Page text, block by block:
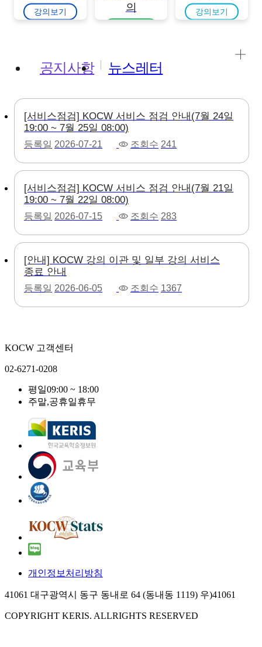
강의보기
의
강의보기
공지사항 뉴스레터
[서비스점검] KOCW 서비스 점검 안내(7월 24일
19:00 ~ 7월 25일 08:00)
등록일 2026-07-21 조회수 241
[서비스점검] KOCW 서비스 점검 안내(7월 21일
19:00 ~ 7월 22일 08:00)
등록일 2026-07-15 조회수 283
[안내] KOCW 강의 이관 및 일부 강의 서비스
종료 안내
등록일 2026-06-05 조회수 1367
KOCW 고객센터
02-6271-0208
평일09:00 ~ 18:00
주말,공휴일휴무
개인정보처리방침
41061 대구광역시 동구 동내로 64 (동내동 1119) 우)41061
COPYRIGHT KERIS. ALLRIGHTS RESERVED